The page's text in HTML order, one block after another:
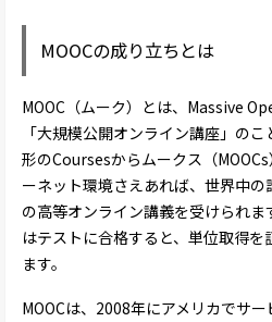
MOOCの成り立ちとは
MOOC（ムーク）とは、Massive
「大規模公開オンライン講座」の
形のCoursesからムークス（
ーネット環境さえあれば、世界中
の高等オンライン講義を受けられま
はテストに合格すると、単位取得
ます。
MOOCは、2008年にアメリカでサ